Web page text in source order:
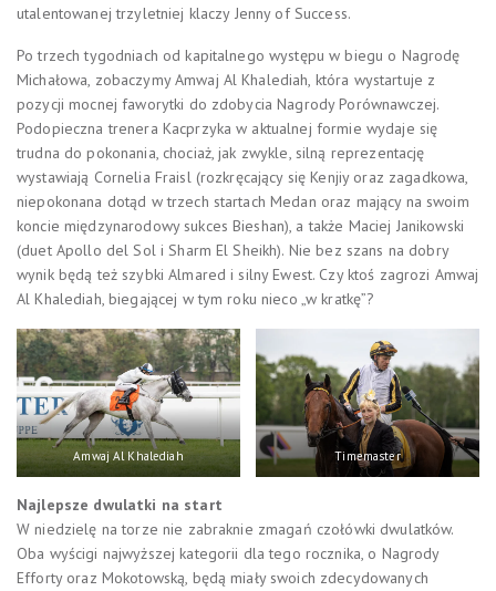
utalentowanej trzyletniej klaczy Jenny of Success.
Po trzech tygodniach od kapitalnego występu w biegu o Nagrodę
Michałowa, zobaczymy Amwaj Al Khalediah, która wystartuje z
pozycji mocnej faworytki do zdobycia Nagrody Porównawczej.
Podopieczna trenera Kacprzyka w aktualnej formie wydaje się
trudna do pokonania, chociaż, jak zwykle, silną reprezentację
wystawiają Cornelia Fraisl (rozkręcający się Kenjiy oraz zagadkowa,
niepokonana dotąd w trzech startach Medan oraz mający na swoim
koncie międzynarodowy sukces Bieshan), a także Maciej Janikowski
(duet Apollo del Sol i Sharm El Sheikh). Nie bez szans na dobry
wynik będą też szybki Almared i silny Ewest. Czy ktoś zagrozi Amwaj
Al Khalediah, biegającej w tym roku nieco „w kratkę”?
Amwaj Al Khalediah Timemaster
Najlepsze dwulatki na start
W niedzielę na torze nie zabraknie zmagań czołówki dwulatków.
Oba wyścigi najwyższej kategorii dla tego rocznika, o Nagrody
Efforty oraz Mokotowską, będą miały swoich zdecydowanych